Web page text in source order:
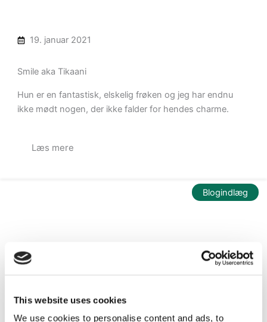
This website uses cookies
We use cookies to personalise content and ads, to
19. januar 2021
Smile aka Tikaani
Hun er en fantastisk, elskelig frøken og jeg har endnu
ikke mødt nogen, der ikke falder for hendes charme.
Læs mere
Blogindlæg